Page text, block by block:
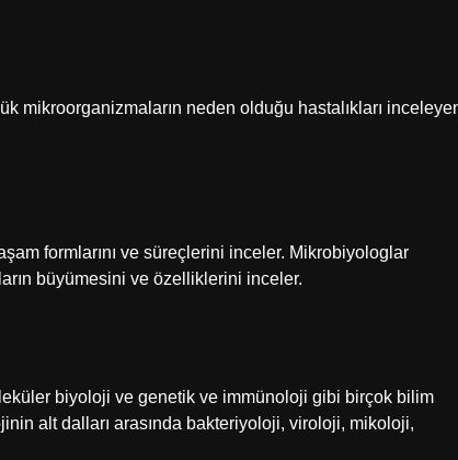
mikroorganizmaların neden olduğu hastalıkları
formlarını ve süreçlerini inceler. Mikrobiyologlar
büyümesini ve özelliklerini inceler.
biyoloji ve genetik ve immünoloji gibi birçok bilim
alt dalları arasında bakteriyoloji, viroloji, mikoloji,